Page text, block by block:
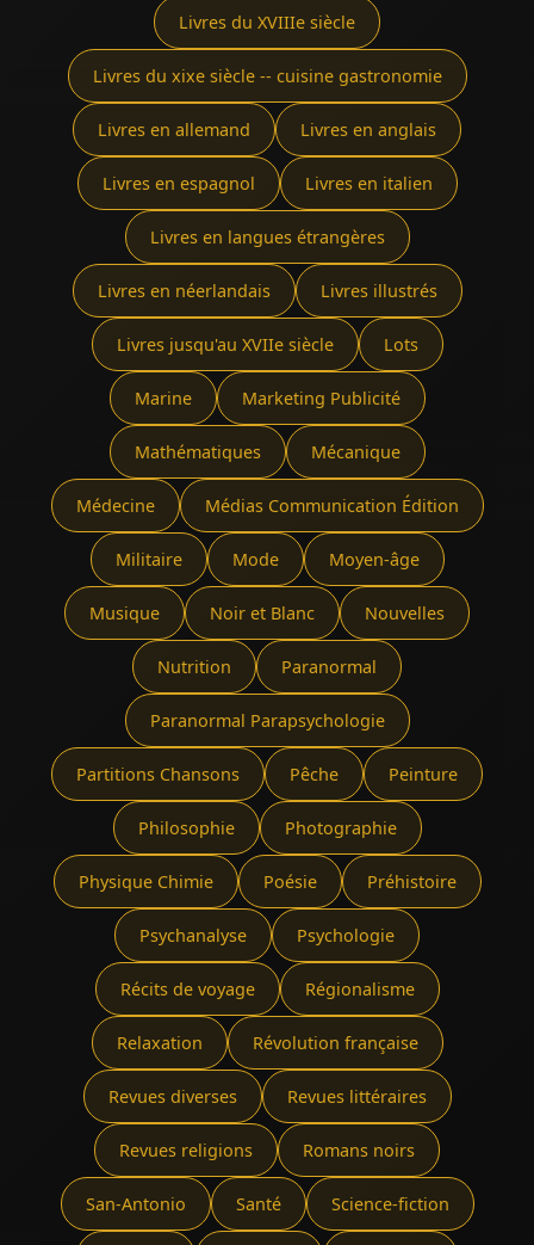
Livres du XVIIIe siècle
Livres du xixe siècle -- cuisine gastronomie
Livres en allemand Livres en anglais
Livres en espagnol Livres en italien
Livres en langues étrangères
Livres en néerlandais Livres illustrés
Livres jusqu'au XVIIe siècle Lots
Marine Marketing Publicité
Mathématiques Mécanique
Médecine Médias Communication Édition
Militaire Mode Moyen-âge
Musique Noir et Blanc Nouvelles
Nutrition Paranormal
Paranormal Parapsychologie
Partitions Chansons Pêche Peinture
Philosophie Photographie
Physique Chimie Poésie Préhistoire
Psychanalyse Psychologie
Récits de voyage Régionalisme
Relaxation Révolution française
Revues diverses Revues littéraires
Revues religions Romans noirs
San-Antonio Santé Science-fiction